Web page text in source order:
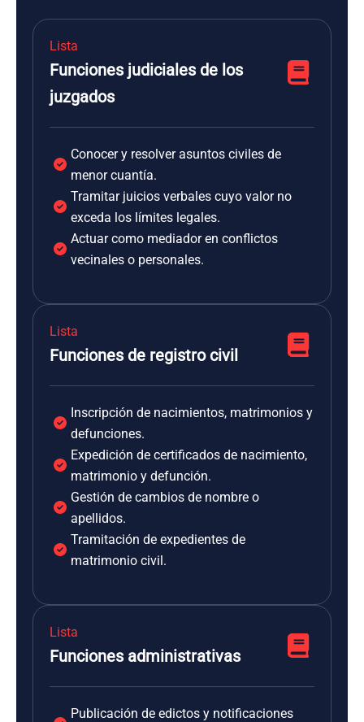
Lista
Funciones judiciales de los
juzgados
Conocer y resolver asuntos civiles de
menor cuantía.
Tramitar juicios verbales cuyo valor no
exceda los límites legales.
Actuar como mediador en conflictos
vecinales o personales.
Lista
Funciones de registro civil
Inscripción de nacimientos, matrimonios y
defunciones.
Expedición de certificados de nacimiento,
matrimonio y defunción.
Gestión de cambios de nombre o
apellidos.
Tramitación de expedientes de
matrimonio civil.
Lista
Funciones administrativas
Publicación de edictos y notificaciones